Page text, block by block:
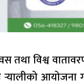
तथा विश्व
आयोजना